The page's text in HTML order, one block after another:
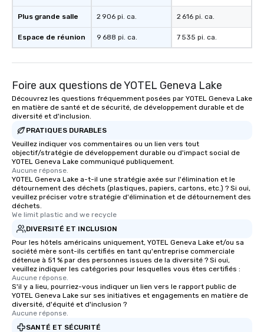
Plus grande salle
Espace de réunion
2 906 pi. ca.
9 688 pi. ca.
2 616 pi. ca.
7 535 pi. ca.
Foire aux questions de YOTEL Geneva Lake
Découvrez les questions fréquemment posées par YOTEL Geneva Lake
en matière de santé et de sécurité, de développement durable et de
diversité et d'inclusion.
PRATIQUES DURABLES
Veuillez indiquer vos commentaires ou un lien vers tout
objectif/stratégie de développement durable ou d'impact social de
YOTEL Geneva Lake communiqué publiquement.
Aucune réponse.
YOTEL Geneva Lake a-t-il une stratégie axée sur l'élimination et le
détournement des déchets (plastiques, papiers, cartons, etc.) ? Si oui,
veuillez préciser votre stratégie d'élimination et de détournement des
déchets.
We limit plastic and we recycle
DIVERSITÉ ET INCLUSION
Pour les hôtels américains uniquement, YOTEL Geneva Lake et/ou sa
société mère sont-ils certifiés en tant qu'entreprise commerciale
détenue à 51 % par des personnes issues de la diversité ? Si oui,
veuillez indiquer les catégories pour lesquelles vous êtes certifiés :
Aucune réponse.
S'il y a lieu, pourriez-vous indiquer un lien vers le rapport public de
YOTEL Geneva Lake sur ses initiatives et engagements en matière de
diversité, d'équité et d'inclusion ?
Aucune réponse.
SANTÉ ET SÉCURITÉ